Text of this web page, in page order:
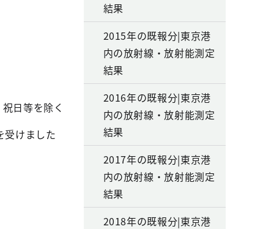
日等を除く
受けました
結果
2015年の既報分|東京港
内の放射線・放射能測定
結果
2016年の既報分|東京港
内の放射線・放射能測定
結果
2017年の既報分|東京港
内の放射線・放射能測定
結果
2018年の既報分|東京港